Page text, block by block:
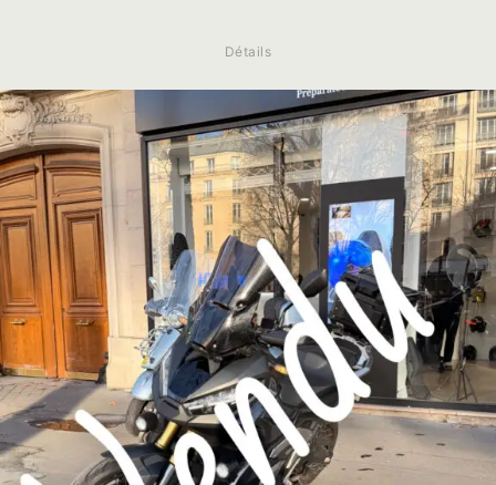
Détails